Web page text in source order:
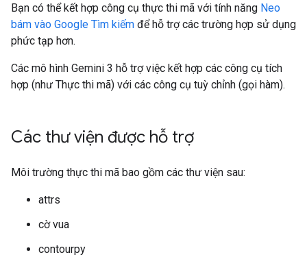
Bạn có thể kết hợp công cụ thực thi mã với tính năng Neo
bám vào Google Tìm kiếm để hỗ trợ các trường hợp sử dụng
phức tạp hơn.
Các mô hình Gemini 3 hỗ trợ việc kết hợp các công cụ tích
hợp (như Thực thi mã) với các công cụ tuỳ chỉnh (gọi hàm).
Các thư viện được hỗ trợ
Môi trường thực thi mã bao gồm các thư viện sau:
attrs
cờ vua
contourpy